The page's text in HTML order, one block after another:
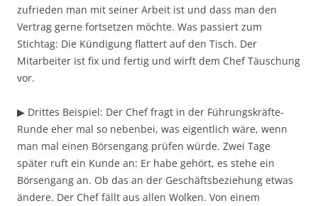
zufrieden man mit seiner Arbeit ist und dass man den
Vertrag gerne fortsetzen möchte. Was passiert zum
Stichtag: Die Kündigung flattert auf den Tisch. Der
Mitarbeiter ist fix und fertig und wirft dem Chef Täuschung
vor.
▶ Drittes Beispiel: Der Chef fragt in der Führungskräfte-
Runde eher mal so nebenbei, was eigentlich wäre, wenn
man mal einen Börsengang prüfen würde. Zwei Tage
später ruft ein Kunde an: Er habe gehört, es stehe ein
Börsengang an. Ob das an der Geschäftsbeziehung etwas
ändere. Der Chef fällt aus allen Wolken. Von einem